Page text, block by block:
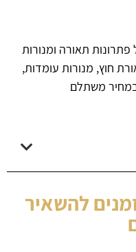
תאורה ומנורות
חוץ, מנורות עומדות,
משתלם
להשאיר